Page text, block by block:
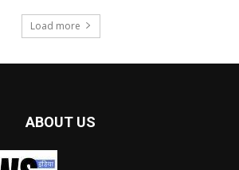
Load more
ABOUT US